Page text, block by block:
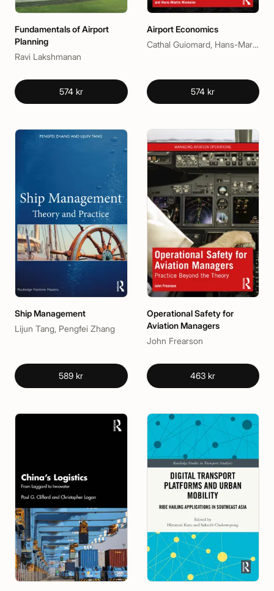
Fundamentals of Airport
Planning
Ravi Lakshmanan
574 kr
Airport Economics
Cathal Guiomard, Hans-Martin Niemeier, Peter Forsyth
574 kr
Ship Management
Lijun Tang, Pengfei Zhang
589 kr
Operational Safety for
Aviation Managers
John Frearson
463 kr